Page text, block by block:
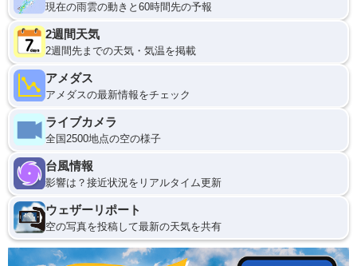
現在の雨雲の動きと60時間先の予報
2週間天気
2週間先までの天気・気温を掲載
アメダス
アメダスの最新情報をチェック
ライブカメラ
全国2500地点の空の様子
台風情報
影響は？接近状況をリアルタイム更新
ウェザーリポート
空の写真を投稿して最新の天気を共有